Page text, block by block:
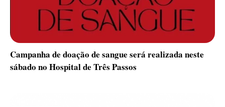
Campanha de doação de sangue será realizada neste
sábado no Hospital de Três Passos